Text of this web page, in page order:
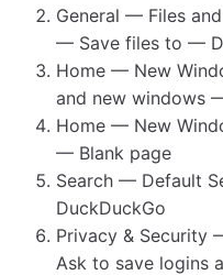
General — Files
— Save files to —
Home — New
and new windows
Home — New
— Blank page
Search — Default
DuckDuckGo
Privacy & Security
Ask to save logins